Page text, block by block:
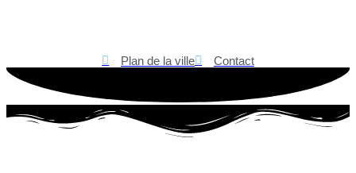
Plan de la ville Contact